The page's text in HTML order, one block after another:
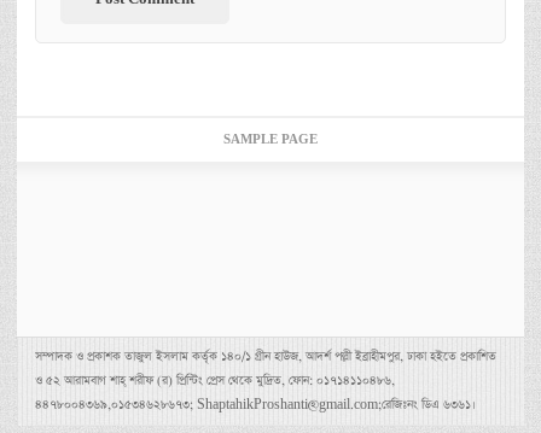
SAMPLE PAGE
সম্পাদক ও প্রকাশক তাজুল ইসলাম কর্তৃক ১৪০/১ গ্রীন হাউজ, আদর্শ পল্লী ইব্রাহীমপুর, ঢাকা হইতে প্রকাশিত
ও ৫২ আরামবাগ শাহ্ শরীফ (র) প্রিন্টিং প্রেস থেকে মুদ্রিত, ফোন: ০১৭১৪১১০৪৮৬,
৪৪৭৮০০৪৩৬৯,০১৫৩৪৬২৮৬৭৩; ShaptahikProshanti@gmail.com;রেজিঃনং ডিএ ৬৩৬১।